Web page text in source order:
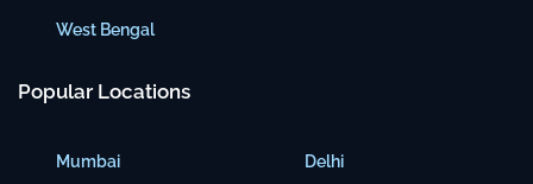
West Bengal
Popular Locations
Mumbai Delhi